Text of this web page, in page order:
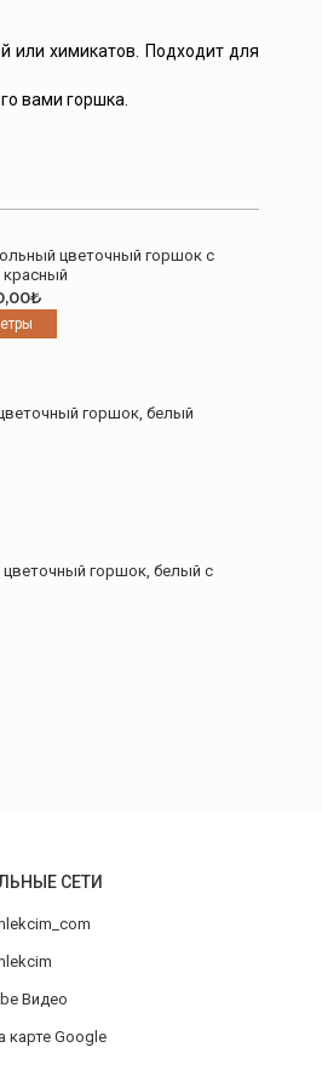
или химикатов. Подходит для
вами горшка.
цветочный горшок с
красный
₺
6400,00₺
товар
вариаций.
товара.
горшок, белый
цветочный горшок, белый с
СЕТИ
Видео
карте Google